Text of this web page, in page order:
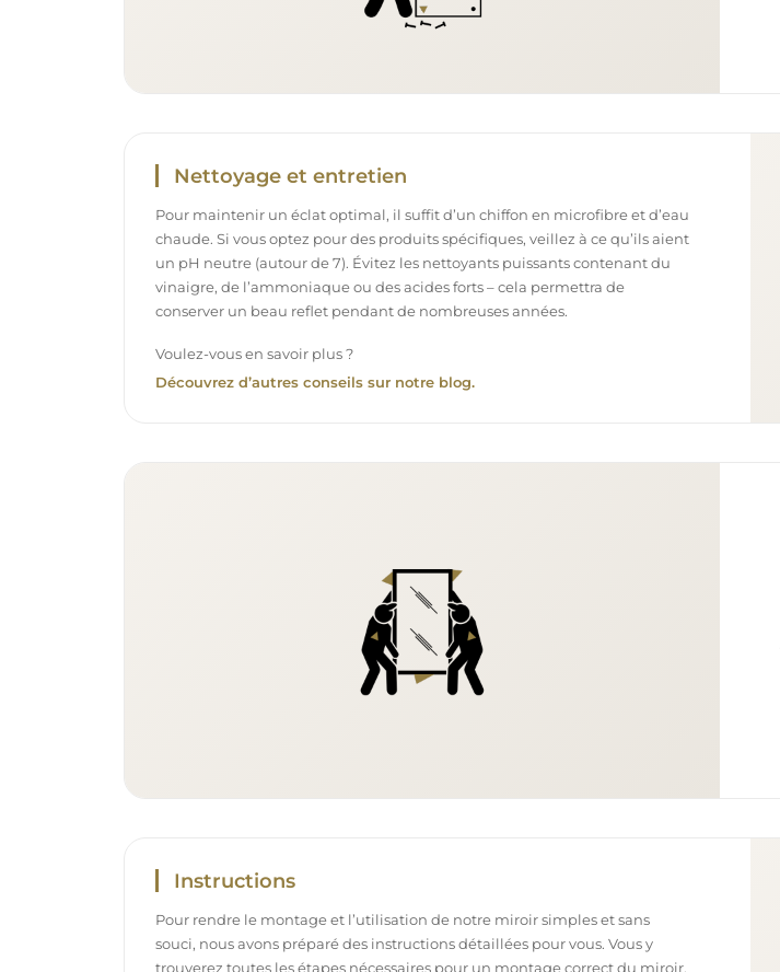
Nettoyage et entretien
Pour maintenir un éclat optimal, il suffit d’un chiffon en microfibre et d’eau
chaude. Si vous optez pour des produits spécifiques, veillez à ce qu’ils aient
un pH neutre (autour de 7). Évitez les nettoyants puissants contenant du
vinaigre, de l’ammoniaque ou des acides forts – cela permettra de
conserver un beau reflet pendant de nombreuses années.
Voulez-vous en savoir plus ?
Découvrez d’autres conseils sur notre blog.
Instructions
Pour rendre le montage et l’utilisation de notre miroir simples et sans
souci, nous avons préparé des instructions détaillées pour vous. Vous y
trouverez toutes les étapes nécessaires pour un montage correct du miroir,